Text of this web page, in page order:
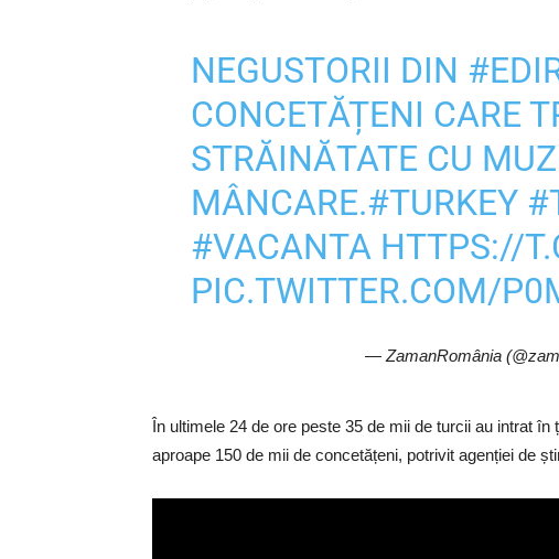
NEGUSTORII DIN
CONCETĂȚENI CARE
STRĂINĂTATE CU
MÂNCARE.#TURKEY
#VACANTA HTTPS://
PIC.TWITTER.COM/
— ZamanRomânia
În ultimele 24 de ore peste 35 de mii de turcii au intrat
aproape 150 de mii de concetățeni, potrivit agenției de